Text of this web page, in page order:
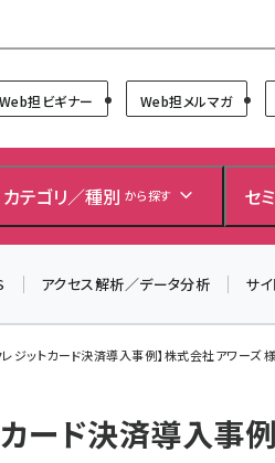
Web担ビギナー Web担メルマガ
カテゴリ／種別 から探す セ
アクセス解析／データ分析 サ
レジットカード決済導入事例】株式会社アワーズ 様
カード決済導入事
8月27日開催、申し込み受付中！
」開催！
し込みはこちらから▼